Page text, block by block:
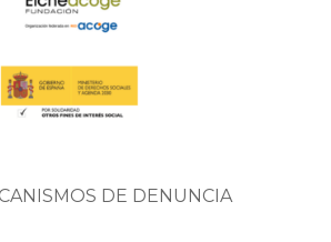
DE DENUNCIA